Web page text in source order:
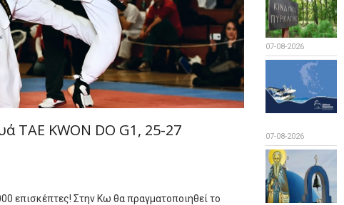
TAE KWON DO G1, 25-27
επισκέπτες! Στην Κω θα πραγματοποιηθεί το
07-08-2026
07-08-2026